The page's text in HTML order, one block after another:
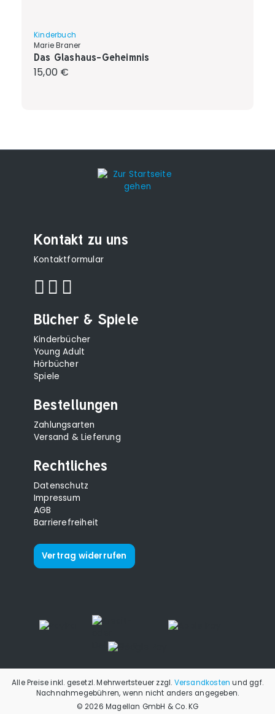
Kinderbuch
Marie Braner
Das Glashaus-Geheimnis
Regulärer Preis:
15,00 €
Kontakt zu uns
Kontaktformular
Bücher & Spiele
Kinderbücher
Young Adult
Hörbücher
Spiele
Bestellungen
Zahlungsarten
Versand & Lieferung
Rechtliches
Datenschutz
Impressum
AGB
Barrierefreiheit
Vertrag widerrufen
Alle Preise inkl. gesetzl. Mehrwertsteuer zzgl. Versandkosten und ggf.
Nachnahmegebühren, wenn nicht anders angegeben.
© 2026 Magellan GmbH & Co. KG